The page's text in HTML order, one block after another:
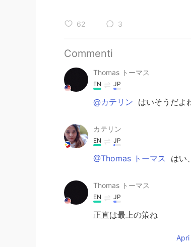
62 3
Commenti
Thomas トーマス
EN JP
@カテリン はいそうだよ
カテリン
EN JP
@Thomas トーマス はい
Thomas トーマス
EN JP
正直は最上の策ね